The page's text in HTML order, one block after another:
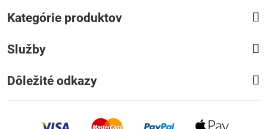
Kategórie produktov
Služby
Dôležité odkazy